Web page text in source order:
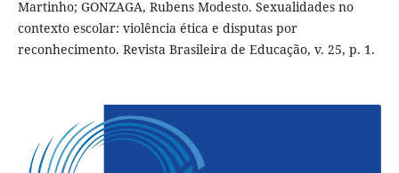
Martinho; GONZAGA, Rubens Modesto. Sexualidades no
contexto escolar: violência ética e disputas por
reconhecimento. Revista Brasileira de Educação, v. 25, p. 1.